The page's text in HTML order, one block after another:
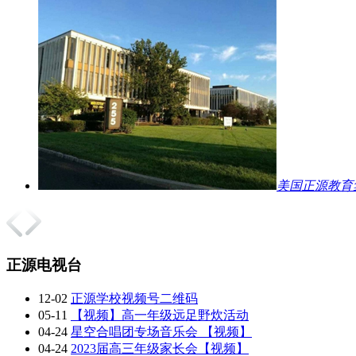
美国正源教育
正源电视台
12-02 正源学校视频号二维码
05-11
【视频】高一年级远足野炊活动
04-24 星空合唱团专场音乐会 【视频】
04-24 2023届高三年级家长会【视频】